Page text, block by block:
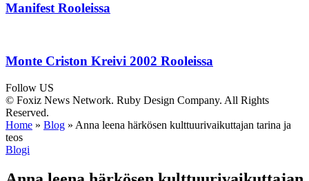
Manifest Rooleissa
Monte Criston Kreivi 2002 Rooleissa
Follow US
© Foxiz News Network. Ruby Design Company. All Rights
Reserved.
Home » Blog » Anna leena härkösen kulttuurivaikuttajan tarina ja
teos
Blogi